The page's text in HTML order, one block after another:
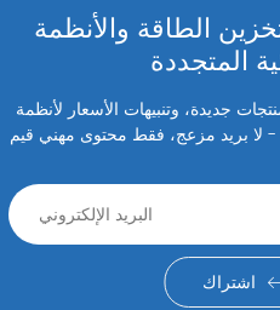
الطاقة والأنظمة
المتجددة
جديدة، وتنبيهات الأسعار لأنظمة
- لا بريد مزعج، فقط محتوى مهني قيم
اشتراك